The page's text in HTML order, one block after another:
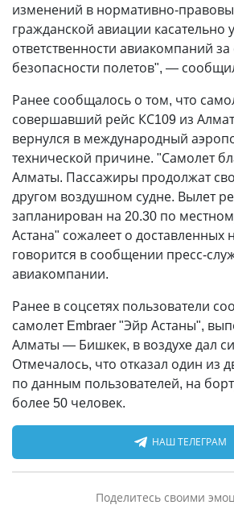
изменений в нормативно-
гражданской авиации касательно
ответственности авиакомпаний
безопасности полетов", —
Ранее сообщалось о том, что
совершавший рейс КС109 из
вернулся в международный
технической причине. "Самолет
Алматы. Пассажиры продолжат
другом воздушном судне. Вылет
запланирован на 20.30 по
Астана" сожалеет о доставленных
говорится в сообщении пресс-
авиакомпании.
Ранее в соцсетях пользователи
самолет Embraer "Эйр Астаны",
Алматы — Бишкек, в воздухe дал
Отмечалось, что отказал один из
по данным пользователей, на
более 50 человек.
НАШ ТЕЛЕГРАМ
Поделитесь своими